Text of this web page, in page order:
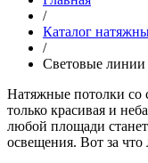
/
Каталог
/
Световые линии
Натяжные потолки
только красивая и
любой площади
освещения. Вот за